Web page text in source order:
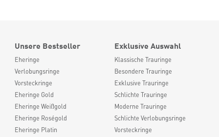
Unsere Bestseller
Eheringe
Verlobungsringe
Vorsteckringe
Eheringe Gold
Eheringe Weißgold
Eheringe Roségold
Eheringe Platin
Exklusive Auswahl
Klassische Trauringe
Besondere Trauringe
Exklusive Trauringe
Schlichte Trauringe
Moderne Trauringe
Schlichte Verlobungsringe
Vorsteckringe